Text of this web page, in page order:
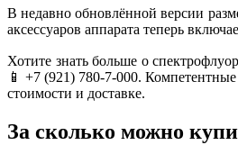
В недавно обновлённой версии
аксессуаров аппарата теперь
Хотите знать больше о
📱 +7 (921) 780-7-000.
стоимости и доставке.
За сколько можно